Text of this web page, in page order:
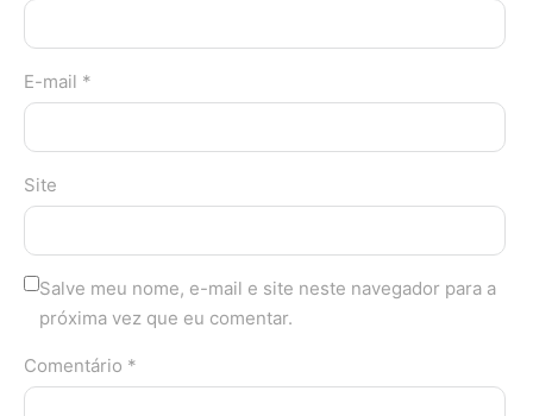
E-mail *
Site
Salve meu nome, e-mail e site neste navegador para a
próxima vez que eu comentar.
Comentário *